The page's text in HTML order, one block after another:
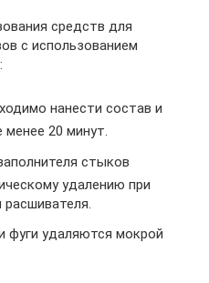
средств для
с использованием
нанести состав и
20 минут.
стыков
удалению при
фуги удаляются мокрой